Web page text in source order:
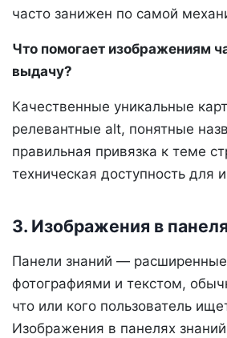
часто занижен по самой
Что помогает изображениям
выдачу?
Качественные уникальные
релевантные alt, понятные
правильная привязка к теме
техническая доступность для
3. Изображения в
Панели знаний —
фотографиями и текстом,
что или кого пользователь
Изображения в панелях